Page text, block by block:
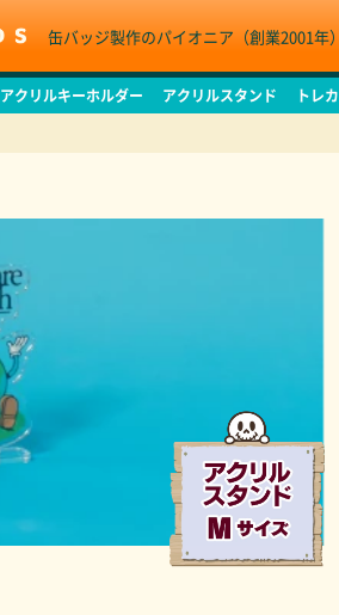
缶バッジ製作のパイオニア（創業2001年）
アクリルキーホルダー アクリルスタンド トレカ